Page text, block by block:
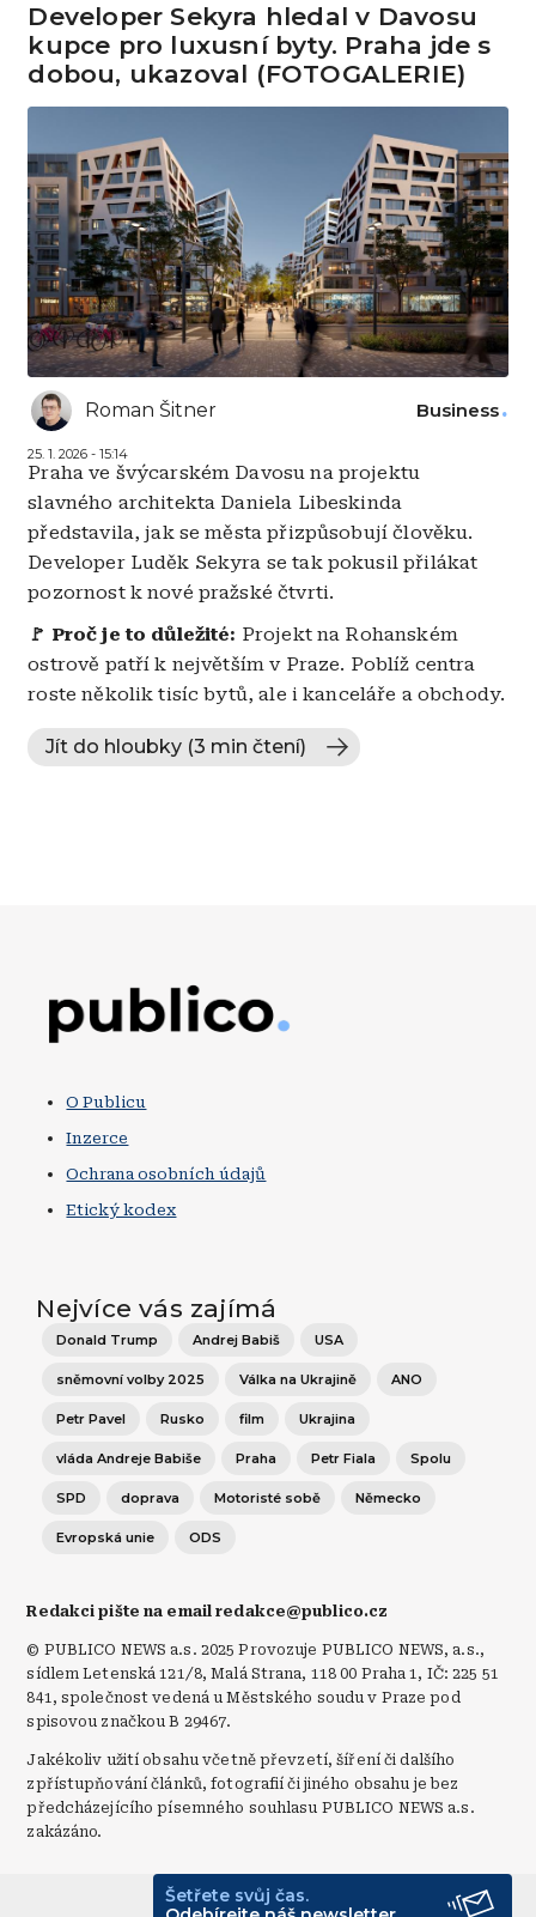
Developer Sekyra hledal v Davosu
kupce pro luxusní byty. Praha jde s
dobou, ukazoval (FOTOGALERIE)
Roman Šitner
25. 1. 2026 - 15:14
Business
Praha ve švýcarském Davosu na projektu
slavného architekta Daniela Libeskinda
představila, jak se města přizpůsobují člověku.
Developer Luděk Sekyra se tak pokusil přilákat
pozornost k nové pražské čtvrti.
🚩 Proč je to důležité: Projekt na Rohanském
ostrově patří k největším v Praze. Poblíž centra
roste několik tisíc bytů, ale i kanceláře a obchody.
Jít do hloubky (3 min čtení)
O Publicu
Inzerce
Ochrana osobních údajů
Etický kodex
Nejvíce vás zajímá
Donald Trump Andrej Babiš USA
sněmovní volby 2025 Válka na Ukrajině ANO
Petr Pavel Rusko film Ukrajina
vláda Andreje Babiše Praha Petr Fiala Spolu
SPD doprava Motoristé sobě Německo
Evropská unie ODS
Redakci pište na email redakce@publico.cz
© PUBLICO NEWS a.s. 2025 Provozuje PUBLICO NEWS, a.s.,
sídlem Letenská 121/8, Malá Strana, 118 00 Praha 1, IČ: 225 51
841, společnost vedená u Městského soudu v Praze pod
spisovou značkou B 29467.
Jakékoliv užití obsahu včetně převzetí, šíření či dalšího
zpřístupňování článků, fotografií či jiného obsahu je bez
předcházejícího písemného souhlasu PUBLICO NEWS a.s.
zakázáno.
Šetřete svůj čas.
© Publico 2026